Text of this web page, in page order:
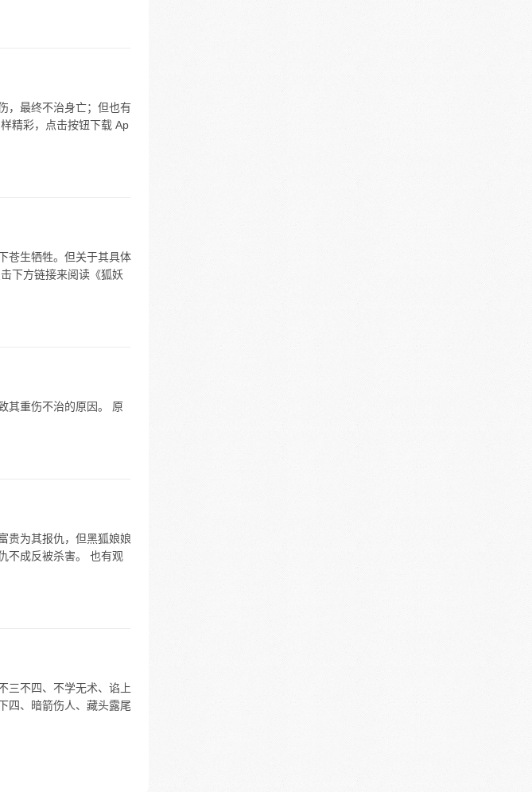
，最终不治身亡；但也有
精彩，点击按钮下载 Ap
苍生牺牲。但关于其具体
下方链接来阅读《狐妖
其重伤不治的原因。 原
贵为其报仇，但黑狐娘娘
不成反被杀害。 也有观
三不四、不学无术、谄上
四、暗箭伤人、藏头露尾